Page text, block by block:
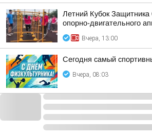
Летний Кубок
опорно-двигательного
Вчера, 13:00
Сегодня самый
Вчера, 08:03